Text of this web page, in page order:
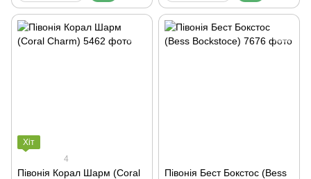
Хіт
4
Півонія Корал Шарм (Coral
Півонія Бест Бокстос (Bess